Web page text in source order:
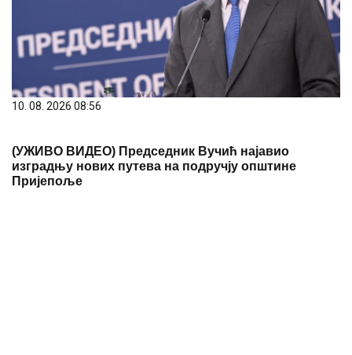
10. 08. 2026 08:56
(УЖИВО ВИДЕО) Председник Вучић најавио